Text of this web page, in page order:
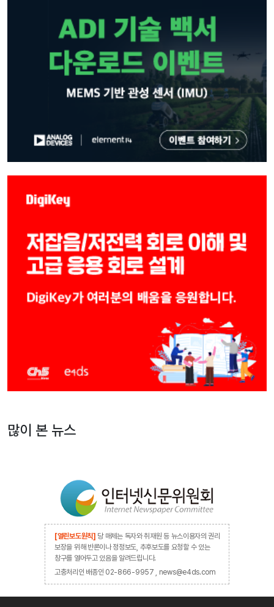
많이 본 뉴스
[열린보도원칙] 당 매체는 독자와 취재원 등 뉴스이용자의 권리
보장을 위해 반론이나 정정보도, 추후보도를 요청할 수 있는
창구를 열어두고 있음을 알려드립니다.
고충처리인 배종인 02-866-9957 , news@e4ds.com